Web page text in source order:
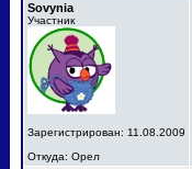
Sovynia
Участник
Зарегистрирован: 11.08.2009
Откуда: Орел